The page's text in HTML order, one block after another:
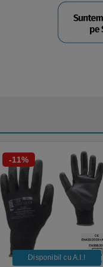
-11%
Disponibil cu A.I.​!